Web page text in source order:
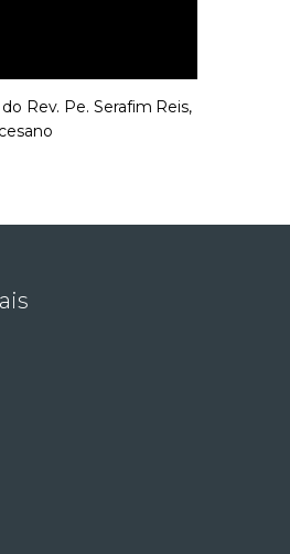
Rev. Pe. Serafim Reis,